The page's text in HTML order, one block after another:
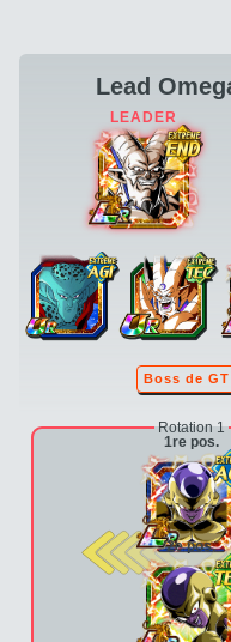
Lead
Boss de GT
Rotation 1
1re pos.
2e pos.